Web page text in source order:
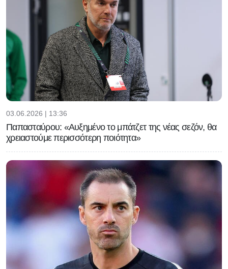
03.06.2026 | 13:36
Παπασταύρου: «Αυξημένο το μπάτζετ της νέας σεζόν, θα
χρειαστούμε περισσότερη ποιότητα»